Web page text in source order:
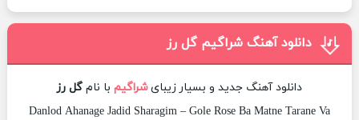
دانلود آهنگ شراگیم گل رز
دانلود آهنگ جدید و بسیار زیبایشراگیم با نام گل رز
Danlod Ahanage Jadid Sharagim – Gole Rose Ba Matne Tarane Va